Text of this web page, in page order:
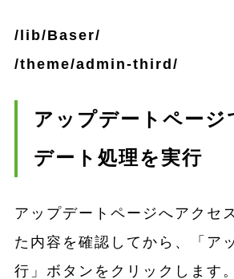
/lib/Baser/
/theme/admin-third/
アップデートページ
デート処理を実行
アップデートページへアクセ
た内容を確認してから、「ア
行」ボタンをクリックします。